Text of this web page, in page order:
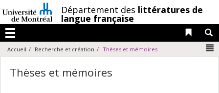
au
contenu
/Département des littératures de
langue française
Menu
Liens
Accueil Recherche et création Thèses et mémoires
Thèses et mémoires